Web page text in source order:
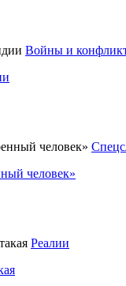
Войны и
человек»
Реалии